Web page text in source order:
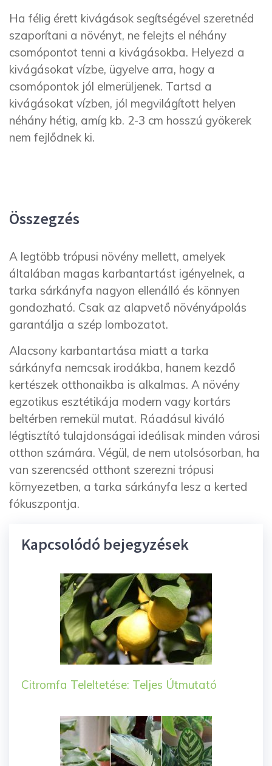
Ha félig érett kivágások segítségével szeretnéd
szaporítani a növényt, ne felejts el néhány
csomópontot tenni a kivágásokba. Helyezd a
kivágásokat vízbe, ügyelve arra, hogy a
csomópontok jól elmerüljenek. Tartsd a
kivágásokat vízben, jól megvilágított helyen
néhány hétig, amíg kb. 2-3 cm hosszú gyökerek
nem fejlődnek ki.
Összegzés
A legtöbb trópusi növény mellett, amelyek
általában magas karbantartást igényelnek, a
tarka sárkányfa nagyon ellenálló és könnyen
gondozható. Csak az alapvető növényápolás
garantálja a szép lombozatot.
Alacsony karbantartása miatt a tarka
sárkányfa nemcsak irodákba, hanem kezdő
kertészek otthonaikba is alkalmas. A növény
egzotikus esztétikája modern vagy kortárs
beltérben remekül mutat. Ráadásul kiváló
légtisztító tulajdonságai ideálisak minden városi
otthon számára. Végül, de nem utolsósorban, ha
van szerencséd otthont szerezni trópusi
környezetben, a tarka sárkányfa lesz a kerted
fókuszpontja.
Kapcsolódó bejegyzések
Citromfa Teleltetése: Teljes Útmutató